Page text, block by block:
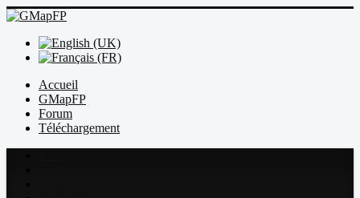
Accueil
GMapFP
Forum
Téléchargement